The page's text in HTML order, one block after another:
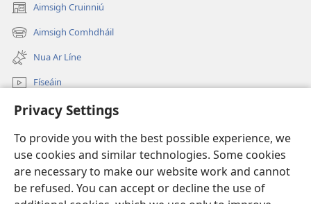
Privacy Settings
To provide you with the best possible experience, we
use cookies and similar technologies. Some cookies
are necessary to make our website work and cannot
be refused. You can accept or decline the use of
Aimsigh Cruinniú
(opens
new
window)
Aimsigh Comhdháil
(opens
new
window)
Nua Ar Líne
Físeáin
Cuardaigh
Síntiúis
(opens
new
window)Watchtower—Leabharlann ar Líne
(opens
new